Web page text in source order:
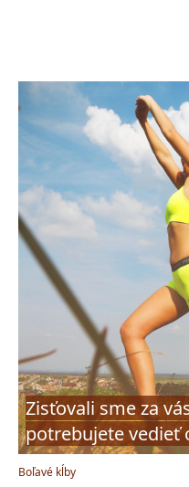
Zisťovali sme za
potrebujete vedieť
Boľavé kĺby